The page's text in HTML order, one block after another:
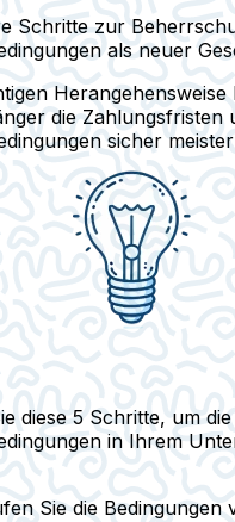
Schritte zur
als neuer
Herangehensweise
die Zahlungsfristen
sicher
diese 5 Schritte, um die
in Ihrem
Sie die Bedingungen